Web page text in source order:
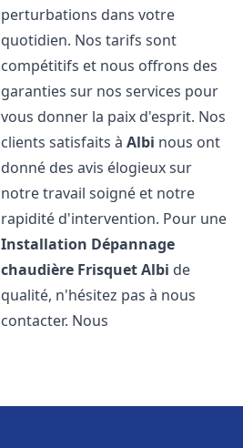
perturbations dans votre
quotidien. Nos tarifs sont
compétitifs et nous offrons des
garanties sur nos services pour
vous donner la paix d'esprit. Nos
clients satisfaits àAlbi nous ont
donné des avis élogieux sur
notre travail soigné et notre
rapidité d'intervention. Pour une
Installation Dépannage
chaudière FrisquetAlbi de
qualité, n'hésitez pas à nous
contacter. Nous